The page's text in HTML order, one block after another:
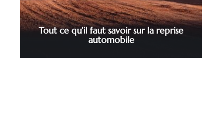
Tout ce qu’il faut savoir sur la reprise
automobile